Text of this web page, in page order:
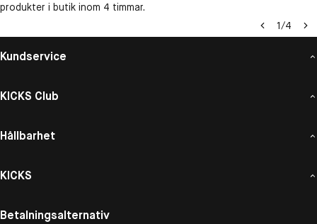
produkter i butik inom 4 timmar.
1/4
Kundservice
KICKS Club
Hållbarhet
KICKS
Betalningsalternativ